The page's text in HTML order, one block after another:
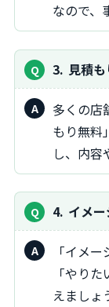
なので、
3 見積
多くの店舗リフォーム業者は「現地調査・見積
もり無料
し、内容
4 イメ
「イメージ写真」「理想の店舗の参考事例」
「やり
えましょ